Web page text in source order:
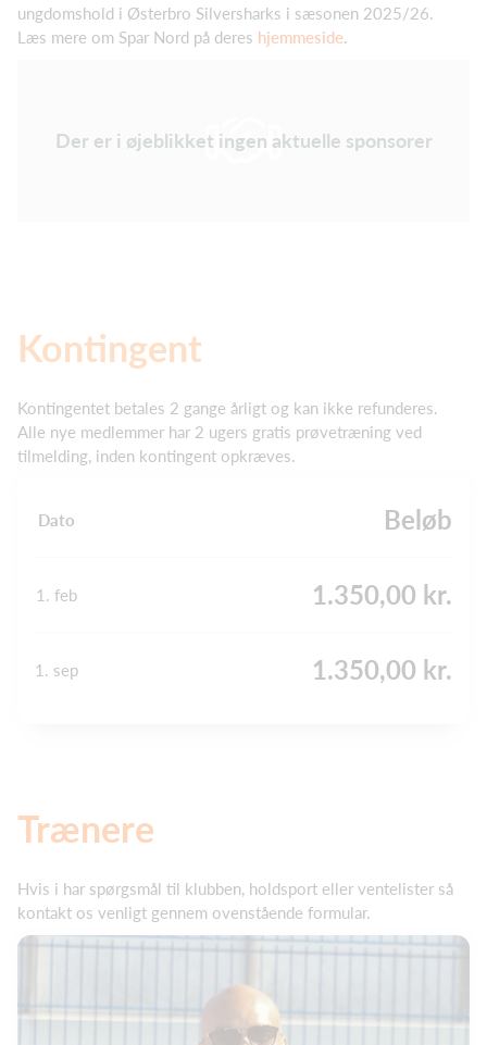
ungdomshold i Østerbro Silversharks i sæsonen 2025/26.
Læs mere om Spar Nord på deres hjemmeside
Der er i øjeblikket ingen aktuelle sponsorer
Kontingent
Kontingentet betales 2 gange årligt og kan ikke refunderes.
Alle nye medlemmer har 2 ugers gratis prøvetræning ved
tilmelding, inden kontingent opkræves.
Dato Beløb
1. feb 1.350,00 kr.
1. sep 1.350,00 kr.
Trænere
Hvis i har spørgsmål til klubben, holdsport eller ventelister så
kontakt os venligt gennem ovenstående formular.